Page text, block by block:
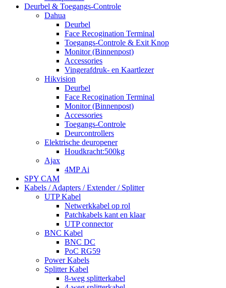
Deurbel & Toegangs-Controle
Dahua
Deurbel
Face Recogination Terminal
Toegangs-Controle & Exit Knop
Monitor (Binnenpost)
Accessories
Vingerafdruk- en Kaartlezer
Hikvision
Deurbel
Face Recogination Terminal
Monitor (Binnenpost)
Accessories
Toegangs-Controle
Deurcontrollers
Elektrische deuropener
Houdkracht:500kg
Ajax
4MP Ai
SPY CAM
Kabels / Adapters / Extender / Splitter
UTP Kabel
Netwerkkabel op rol
Patchkabels kant en klaar
UTP connector
BNC Kabel
BNC DC
PoC RG59
Power Kabels
Splitter Kabel
8-weg splitterkabel